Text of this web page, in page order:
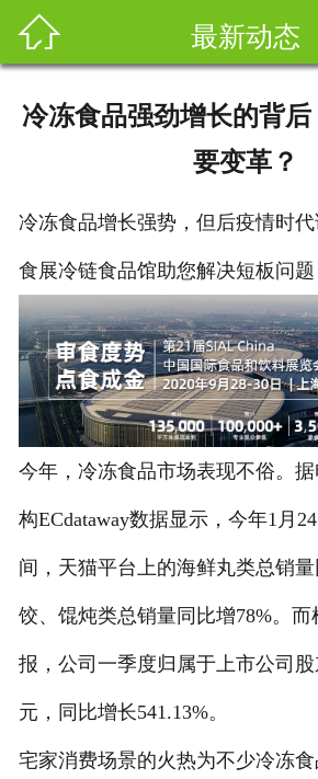
 最新动态
冷冻食品强劲增长的背
要变革？
冷冻食品增长强势，但后疫情时
食展冷链食品馆助您解决短板问题
今年，冷冻食品市场表现不俗。
构ECdataway数据显示，今年1月
间，天猫平台上的海鲜丸类总销
饺、馄炖类总销量同比增78%。
报，公司一季度归属于上市公司
元，同比增长541.13%。
宅家消费场景的火热为不少冷冻